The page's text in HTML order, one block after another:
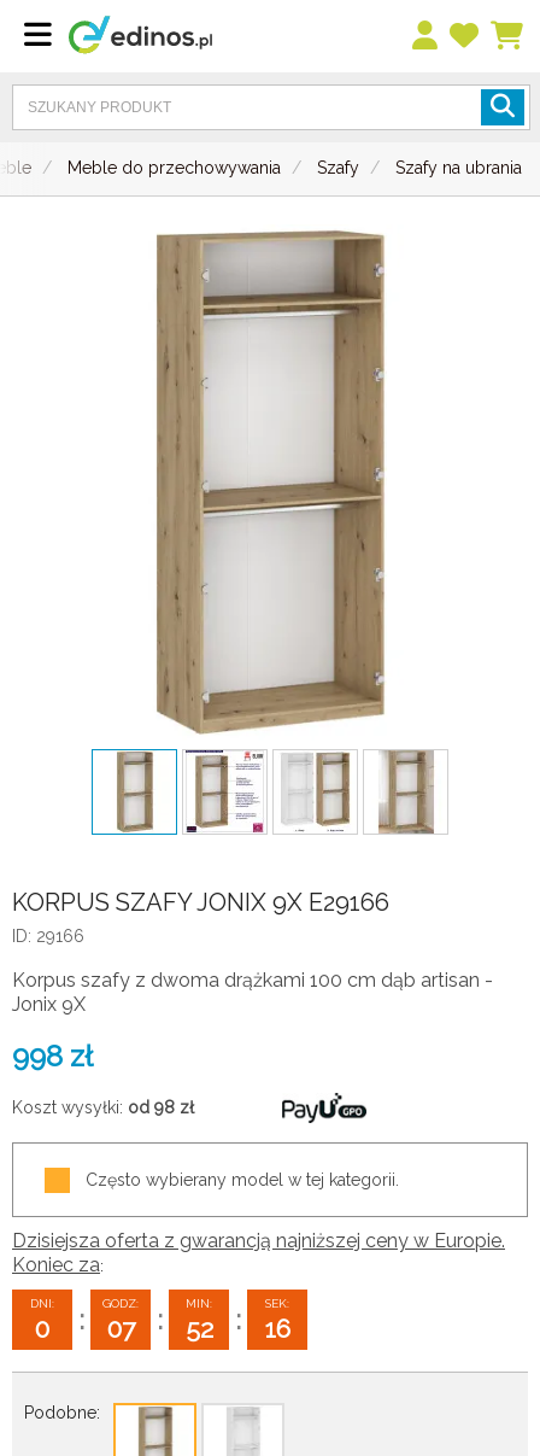
Meble do przechowywania Szafy Szafy na ubrania
KORPUS SZAFY JONIX 9X E29166
ID: 29166
Korpus szafy z dwoma drążkami 100 cm dąb artisan -
Jonix 9X
998 zł
Koszt wysyłki: od 98 zł
Często wybierany model w tej kategorii.
Dzisiejsza oferta z gwarancją najniższej ceny w Europie.
Koniec za:
DNI:
0 :
GODZ:
07 :
MIN:
52 :
SEK:
14
Podobne: